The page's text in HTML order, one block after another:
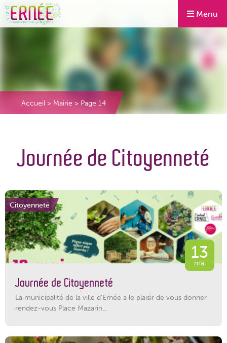
Menu
Accueil > Mairie > Page 14
Journée de Citoyenneté
Citoyenneté
13
mai
Journée de Citoyenneté
La municipalité de la ville d'Ernée a le plaisir de vous donner
rendez-vous Place Mazarin...